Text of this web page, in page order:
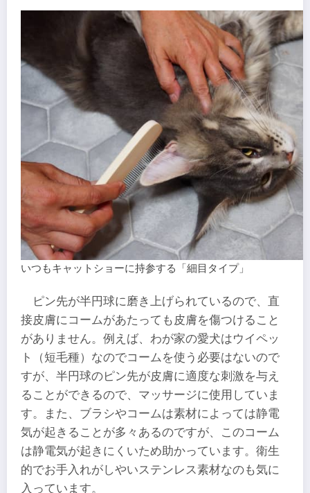
いつもキャットショーに持参する「細目タイプ」
ピン先が半円球に磨き上げられているので、直
接皮膚にコームがあたっても皮膚を傷つけること
がありません。例えば、わが家の愛犬はウイペッ
ト（短毛種）なのでコームを使う必要はないので
すが、半円球のピン先が皮膚に適度な刺激を与え
ることができるので、マッサージに使用していま
す。また、ブラシやコームは素材によっては静電
気が起きることが多々あるのですが、このコーム
は静電気が起きにくいため助かっています。衛生
的でお手入れがしやいステンレス素材なのも気に
入っています。